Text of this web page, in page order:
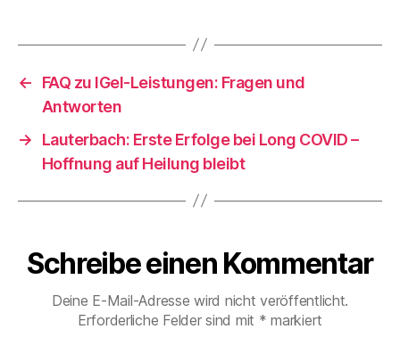
←
FAQ zu IGel-Leistungen: Fragen und
Antworten
→
Lauterbach: Erste Erfolge bei Long COVID –
Hoffnung auf Heilung bleibt
Schreibe einen Kommentar
Deine E-Mail-Adresse wird nicht veröffentlicht.
Erforderliche Felder sind mit * markiert